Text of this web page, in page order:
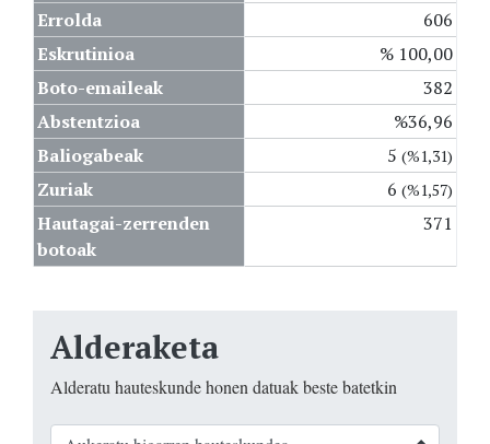
Errolda
606
Eskrutinioa
% 100,00
Boto-emaileak
382
Abstentzioa
%36,96
Baliogabeak
5 (%1,31)
Zuriak 6 (%1,57)
Hautagai-zerrenden
botoak
371
Alderaketa
Alderatu hauteskunde honen datuak beste batetkin